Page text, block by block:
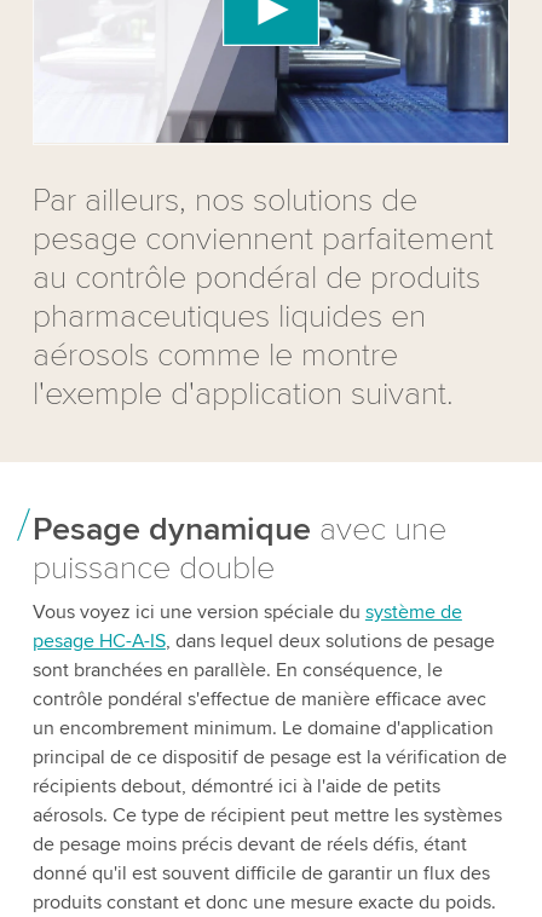
content that may collect data about your activity.
Please review the details and accept the service
to watch this video.
Accept More information
Par ailleurs, nos solutions de
pesage conviennent parfaitement
au contrôle pondéral de produits
pharmaceutiques liquides en
aérosols comme le montre
l'exemple d'application suivant.
Pesage dynamique avec une
puissance double
Vous voyez ici une version spéciale du système de
pesage HC-A-IS, dans lequel deux solutions de pesage
sont branchées en parallèle. En conséquence, le
contrôle pondéral s'effectue de manière efficace avec
un encombrement minimum. Le domaine d'application
principal de ce dispositif de pesage est la vérification de
récipients debout, démontré ici à l'aide de petits
aérosols. Ce type de récipient peut mettre les systèmes
de pesage moins précis devant de réels défis, étant
donné qu'il est souvent difficile de garantir un flux des
produits constant et donc une mesure exacte du poids.